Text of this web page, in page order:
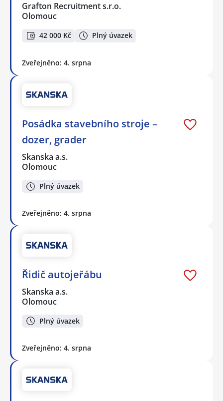
Grafton Recruitment s.r.o.
Olomouc
42 000 Kč Plný úvazek
Zveřejněno: 4. srpna
Posádka stavebního stroje –
dozer, grader
Skanska a.s.
Olomouc
Plný úvazek
Zveřejněno: 4. srpna
Řidič autojeřábu
Skanska a.s.
Olomouc
Plný úvazek
Zveřejněno: 4. srpna